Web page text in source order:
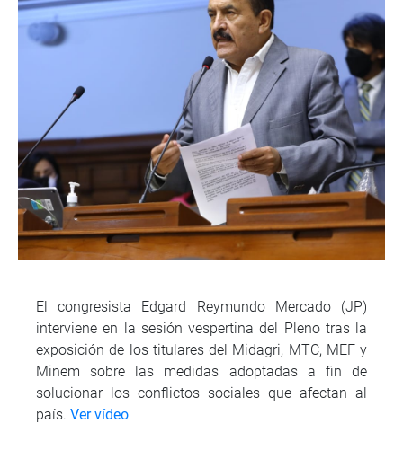
El congresista Edgard Reymundo Mercado (JP)
interviene en la sesión vespertina del Pleno tras la
exposición de los titulares del Midagri, MTC, MEF y
Minem sobre las medidas adoptadas a fin de
solucionar los conflictos sociales que afectan al
país. Ver vídeo